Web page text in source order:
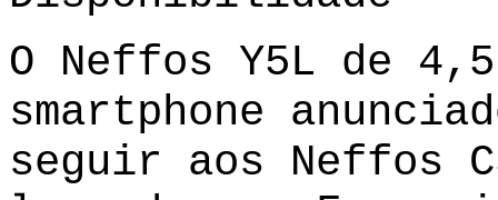
O Neffos Y5L de
smartphone
seguir aos Neffos